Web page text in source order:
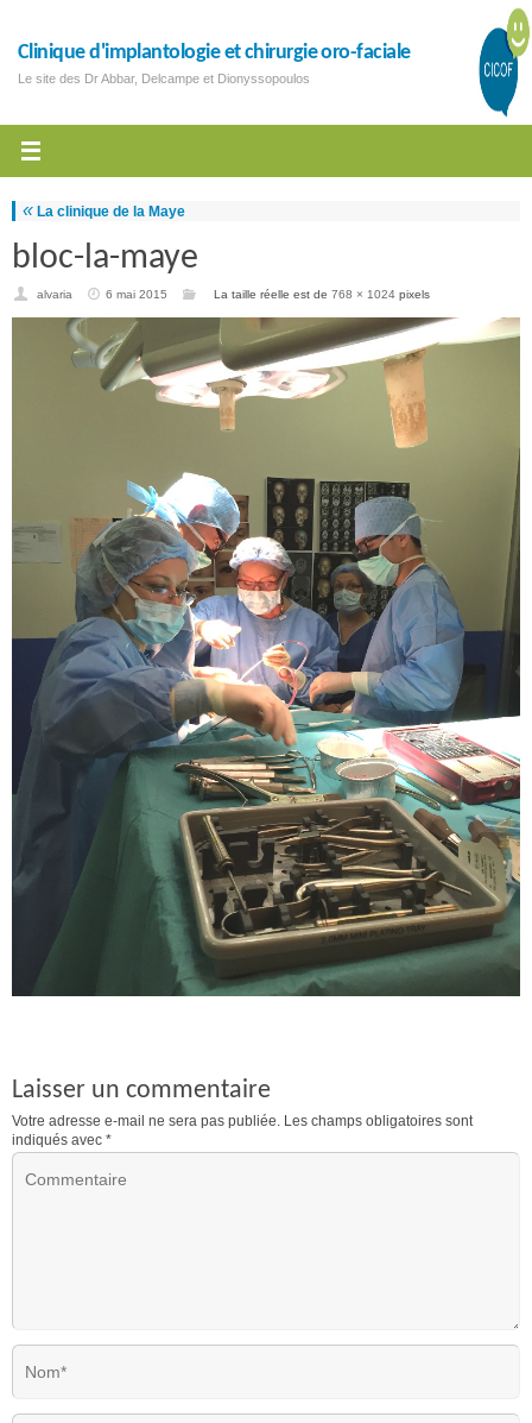
Clinique d'implantologie et chirurgie oro-faciale
Le site des Dr Abbar, Delcampe et Dionyssopoulos
« La clinique de la Maye
bloc-la-maye
alvaria 6 mai 2015 La taille réelle est de 768 × 1024pixels
Laisser un commentaire
Votre adresse e-mail ne sera pas publiée. Les champs obligatoires sont
indiqués avec *